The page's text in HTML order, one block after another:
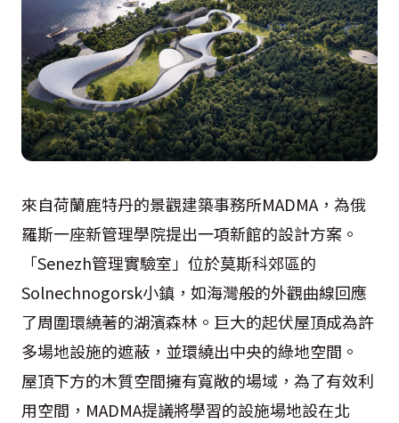
來自荷蘭鹿特丹的景觀建築事務所MADMA，為俄
羅斯一座新管理學院提出一項新館的設計方案。
「Senezh管理實驗室」位於莫斯科郊區的
Solnechnogorsk小鎮，如海灣般的外觀曲線回應
了周圍環繞著的湖濱森林。巨大的起伏屋頂成為許
多場地設施的遮蔽，並環繞出中央的綠地空間。
屋頂下方的木質空間擁有寬敞的場域，為了有效利
用空間，MADMA提議將學習的設施場地設在北